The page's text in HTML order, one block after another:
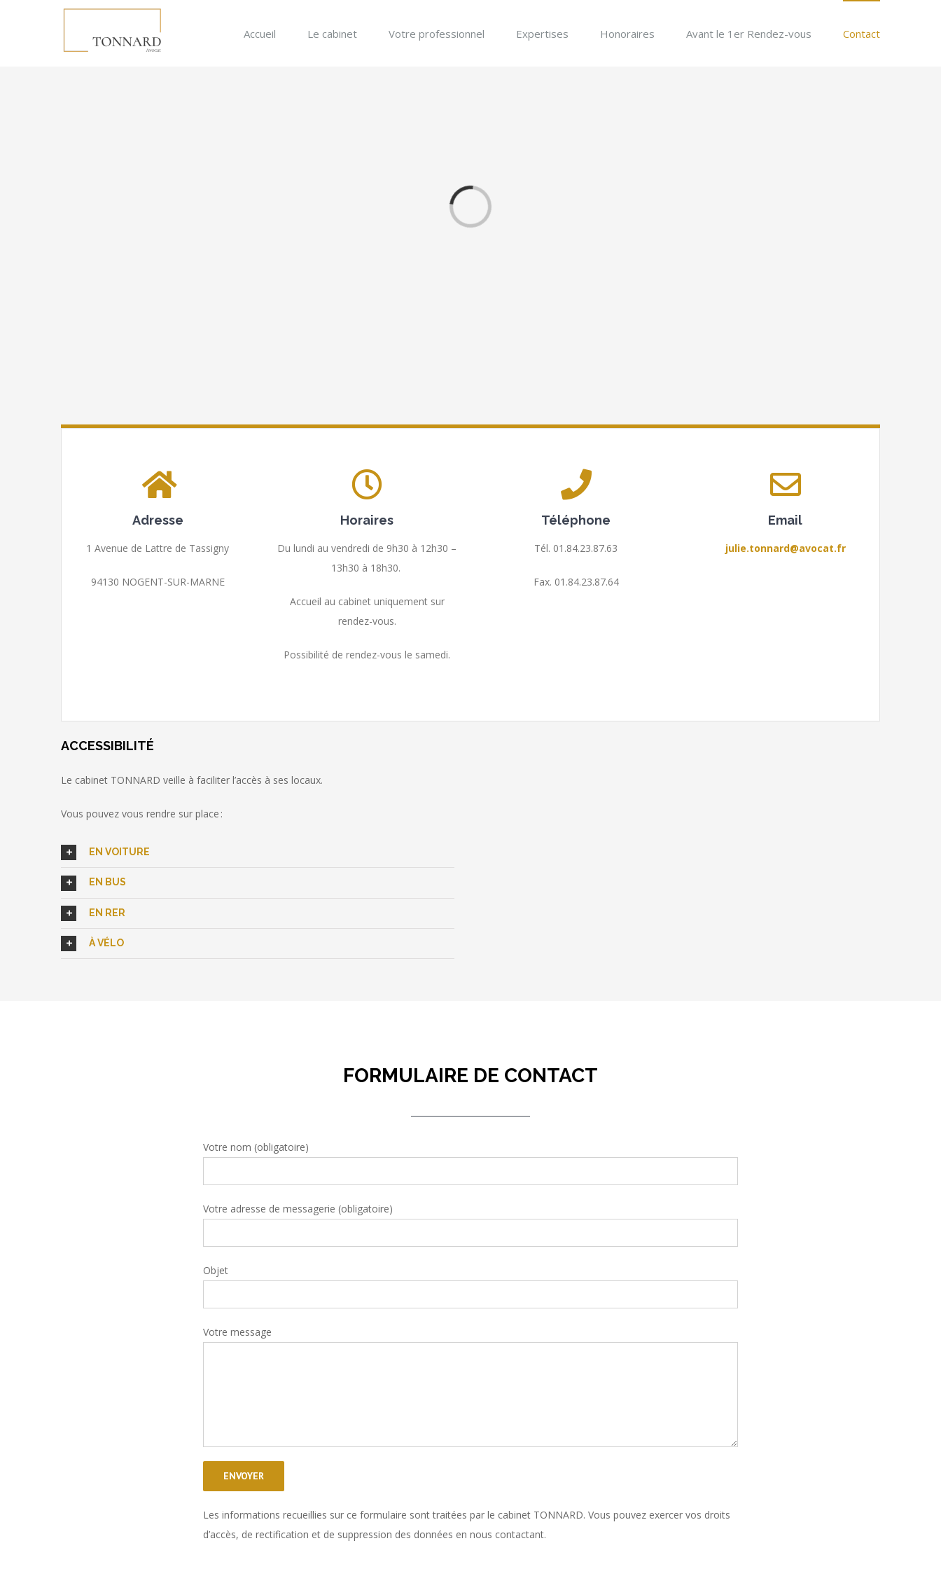
Accueil Le cabinet Votre professionnel Expertises Honoraires Avant le 1er Rendez-vous Contact
Chargement…
Adresse
1 Avenue de Lattre de Tassigny
94130 NOGENT-SUR-MARNE
Horaires
Du lundi au vendredi de 9h30 à 12h30 –
13h30 à 18h30.
Accueil au cabinet uniquement sur
rendez-vous.
Possibilité de rendez-vous le samedi.
Téléphone
Tél. 01.84.23.87.63
Fax. 01.84.23.87.64
Email
julie.tonnard@avocat.fr
ACCESSIBILITÉ
Le cabinet TONNARD veille à faciliter l’accès à ses locaux.
Vous pouvez vous rendre sur place :
EN VOITURE
EN BUS
EN RER
À VÉLO
FORMULAIRE DE CONTACT
Votre nom (obligatoire)
Votre adresse de messagerie (obligatoire)
Objet
Votre message
Les informations recueillies sur ce formulaire sont traitées par le cabinet TONNARD. Vous pouvez exercer vos droits
d’accès, de rectification et de suppression des données en nous contactant.